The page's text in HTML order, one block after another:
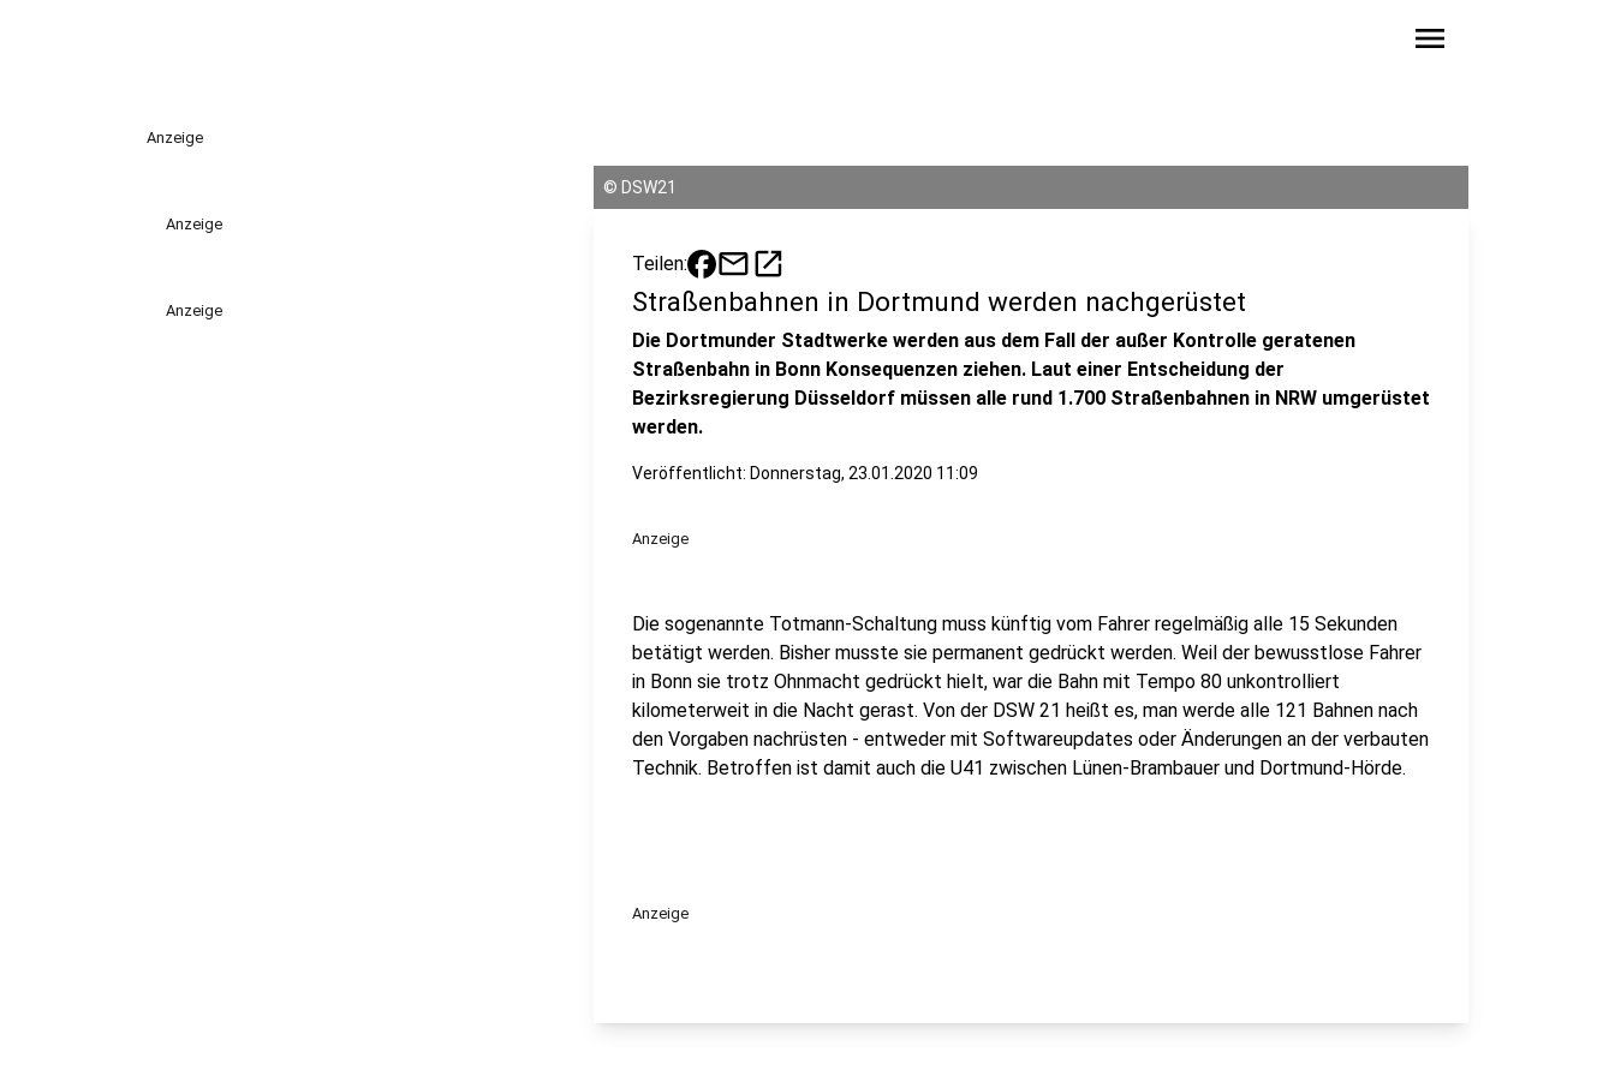
menu
Anzeige
Anzeige
Anzeige
© DSW21
Teilen: mailopen_in_new
Straßenbahnen in Dortmund werden nachgerüstet
Die Dortmunder Stadtwerke werden aus dem Fall der außer Kontrolle geratenen
Straßenbahn in Bonn Konsequenzen ziehen. Laut einer Entscheidung der
Bezirksregierung Düsseldorf müssen alle rund 1.700 Straßenbahnen in NRW umgerüstet
werden.
Veröffentlicht: Donnerstag, 23.01.2020 11:09
Anzeige
Die sogenannte Totmann-Schaltung muss künftig vom Fahrer regelmäßig alle 15 Sekunden
betätigt werden. Bisher musste sie permanent gedrückt werden. Weil der bewusstlose Fahrer
in Bonn sie trotz Ohnmacht gedrückt hielt, war die Bahn mit Tempo 80 unkontrolliert
kilometerweit in die Nacht gerast. Von der DSW 21 heißt es, man werde alle 121 Bahnen nach
den Vorgaben nachrüsten - entweder mit Softwareupdates oder Änderungen an der verbauten
Technik. Betroffen ist damit auch die U41 zwischen Lünen-Brambauer und Dortmund-Hörde.
Anzeige